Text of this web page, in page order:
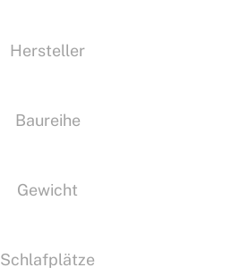
Hersteller
Baureihe
Gewicht
Schlafplätze